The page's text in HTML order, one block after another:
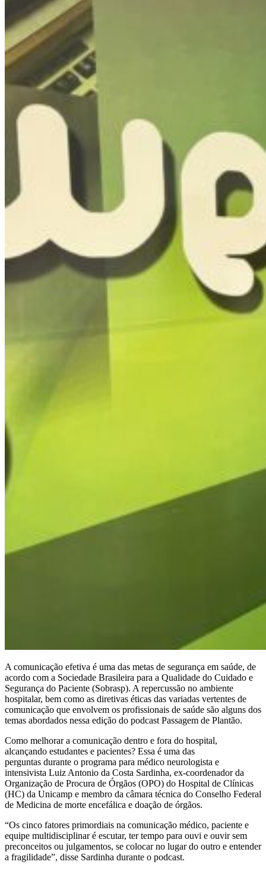
A comunicação efetiva é uma das metas de segurança em saúde, de
acordo com a Sociedade Brasileira para a Qualidade do Cuidado e
Segurança do Paciente (Sobrasp). A repercussão no ambiente
hospitalar, bem como as diretivas éticas das variadas vertentes de
comunicação que envolvem os profissionais de saúde são alguns dos
temas abordados nessa edição do podcast Passagem de Plantão.
Como melhorar a comunicação dentro e fora do hospital,
alcançando estudantes e pacientes? Essa é uma das
perguntas durante o programa para médico neurologista e
intensivista Luiz Antonio da Costa Sardinha, ex-coordenador da
Organização de Procura de Órgãos (OPO) do Hospital de Clínicas
(HC) da Unicamp e membro da câmara técnica do Conselho Federal
de Medicina de morte encefálica e doação de órgãos.
“Os cinco fatores primordiais na comunicação médico, paciente e
equipe multidisciplinar é escutar, ter tempo para ouvi e ouvir sem
preconceitos ou julgamentos, se colocar no lugar do outro e entender
a fragilidade”, disse Sardinha durante o podcast.